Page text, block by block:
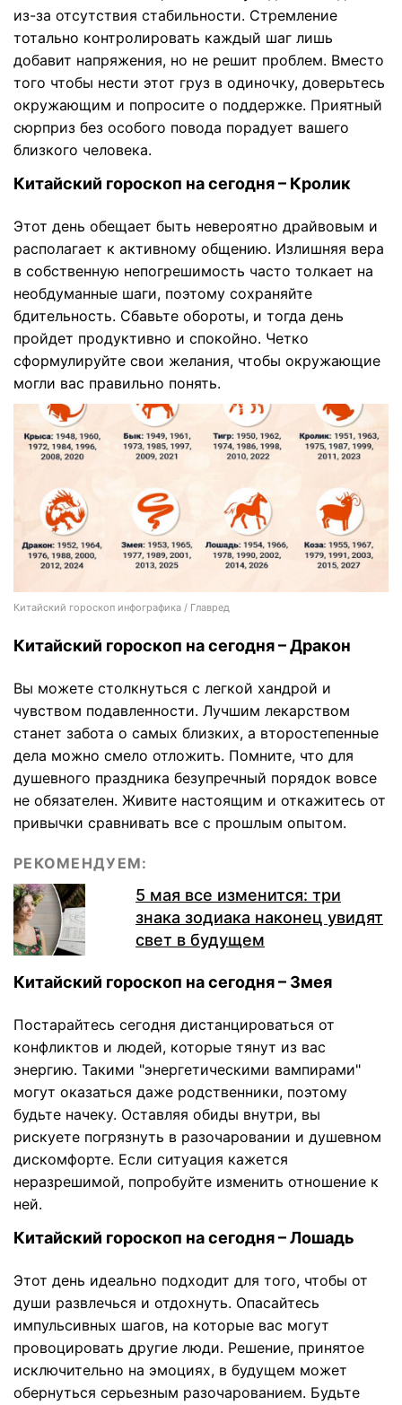
из-за отсутствия стабильности. Стремление
тотально контролировать каждый шаг лишь
добавит напряжения, но не решит проблем. Вместо
того чтобы нести этот груз в одиночку, доверьтесь
окружающим и попросите о поддержке. Приятный
сюрприз без особого повода порадует вашего
близкого человека.
Китайский гороскоп на сегодня – Кролик
Этот день обещает быть невероятно драйвовым и
располагает к активному общению. Излишняя вера
в собственную непогрешимость часто толкает на
необдуманные шаги, поэтому сохраняйте
бдительность. Сбавьте обороты, и тогда день
пройдет продуктивно и спокойно. Четко
сформулируйте свои желания, чтобы окружающие
могли вас правильно понять.
Китайский гороскоп инфографика / Главред
Китайский гороскоп на сегодня – Дракон
Вы можете столкнуться с легкой хандрой и
чувством подавленности. Лучшим лекарством
станет забота о самых близких, а второстепенные
дела можно смело отложить. Помните, что для
душевного праздника безупречный порядок вовсе
не обязателен. Живите настоящим и откажитесь от
привычки сравнивать все с прошлым опытом.
РЕКОМЕНДУЕМ:
5 мая все изменится: три
знака зодиака наконец увидят
свет в будущем
Китайский гороскоп на сегодня – Змея
Постарайтесь сегодня дистанцироваться от
конфликтов и людей, которые тянут из вас
энергию. Такими "энергетическими вампирами"
могут оказаться даже родственники, поэтому
будьте начеку. Оставляя обиды внутри, вы
рискуете погрязнуть в разочаровании и душевном
дискомфорте. Если ситуация кажется
неразрешимой, попробуйте изменить отношение к
ней.
Китайский гороскоп на сегодня – Лошадь
Этот день идеально подходит для того, чтобы от
души развлечься и отдохнуть. Опасайтесь
импульсивных шагов, на которые вас могут
провоцировать другие люди. Решение, принятое
исключительно на эмоциях, в будущем может
обернуться серьезным разочарованием. Будьте